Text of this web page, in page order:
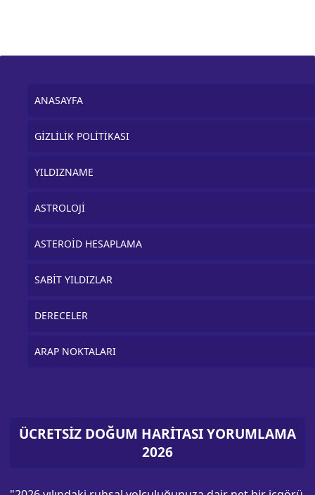
ANASAYFA
GİZLİLİK POLİTİKASI
YILDIZNAME
ASTROLOJİ
ASTEROİD HESAPLAMA
SABİT YILDIZLAR
DERECELER
ARAP NOKTALARI
ÜCRETSİZ DOĞUM HARİTASI YORUMLAMA
2026